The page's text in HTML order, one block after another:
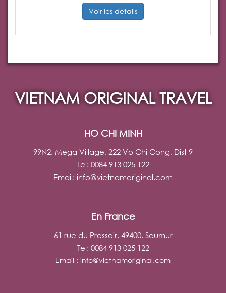
Voir les détails
VIETNAM ORIGINAL TRAVEL
HO CHI MINH
99N2, Mega Village, 222 Vo Chi Cong, Dist 9
Tel: 0084 913 025 122
Email: info@vietnamoriginal.com
En France
61 rue du Pressoir, 49400, Saumur
Tel: 0084 913 025 122
Email : info@vietnamoriginal.com